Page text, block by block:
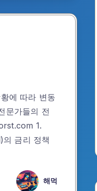
에 따라 변동
문가들의 전
1.
금리 정책
해먹